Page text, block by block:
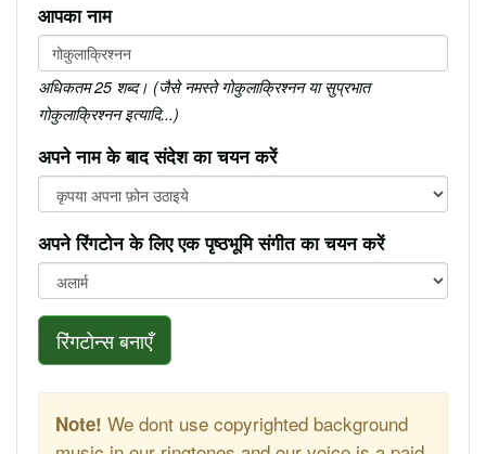
आपका नाम
अधिकतम 25 शब्द। (जैसे नमस्ते गोकुलाक्रिश्नन या सुप्रभात
गोकुलाक्रिश्नन इत्यादि...)
अपने नाम के बाद संदेश का चयन करें
अपने रिंगटोन के लिए एक पृष्ठभूमि संगीत का चयन करें
रिंगटोन्स बनाएँ
Note! We dont use copyrighted background